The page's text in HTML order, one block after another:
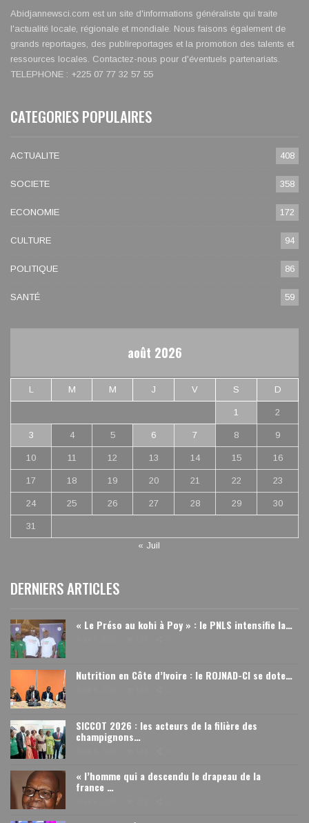
Abidjannewsci.com est un site d'informations généraliste qui traite
l'actualité locale, régionale et mondiale. Nous faisons également de
grands reportages, des publireportages et la promotion des talents et
ressources locales. Contactez-nous pour d'éventuels partenariats.
TELEPHONE : +225 07 77 32 57 55
CATEGORIES POPULAIRES
ACTUALITE 408
SOCIETE 358
ECONOMIE 172
CULTURE 94
POLITIQUE 86
SANTÉ 59
août 2026
L M M J V S D
1 2
3 4 5 6 7 8 9
10 11 12 13 14 15 16
17 18 19 20 21 22 23
24 25 26 27 28 29 30
31
« Juil
DERNIERS ARTICLES
« Le Préso au kohi à Poy » : le PNLS intensifie la…
Nutrition en Côte d’Ivoire : le ROJNAD-CI se dote…
SICCOT 2026 : les acteurs de la filière des
champignons…
« l’homme qui a descendu le drapeau de la
france …